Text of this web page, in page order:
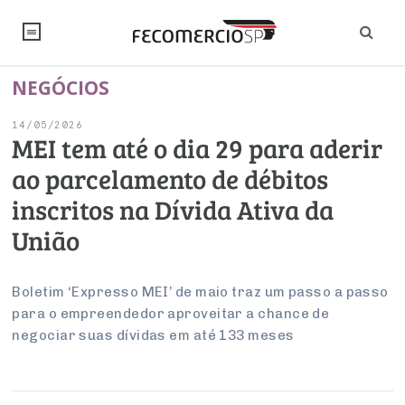
NOTÍCIAS
Artigos
Institucional
Debates Fecomercio-SP
PROJETOS ESPECIAIS:
UM BRASIL
Economia
Pesquisas
Brasil
Internacional
Modernização do Estado
Inteligência Artificial
Legislação
Empresas
Arbitragem e Mediação
Varejo
Atacado
Sustentabilidade
PESQUISAS
FALE CONOSCO
Sobre
Imprensa
CONSELHOS
Conselho de Emprego e Relações do Trabalho
NEGÓCIOS
14/05/2026
MEI tem até o dia 29 para aderir
ao parcelamento de débitos
inscritos na Dívida Ativa da
União
Boletim ‘Expresso MEI’ de maio traz um passo a passo
para o empreendedor aproveitar a chance de
negociar suas dívidas em até 133 meses